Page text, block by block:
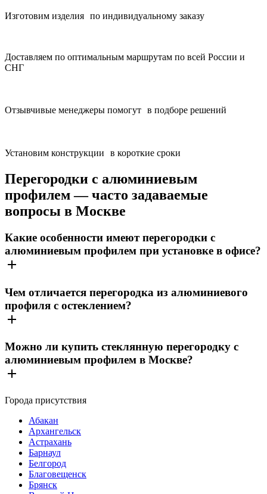
Изготовим изделия по индивидуальному заказу
Доставляем по оптимальным маршрутам по всей России и
СНГ
Отзывчивые менеджеры помогут в подборе решений
Установим конструкции в короткие сроки
Перегородки с алюминиевым
профилем — часто задаваемые
вопросы в Москве
Какие особенности имеют перегородки с
алюминиевым профилем при установке в офисе?
Чем отличается перегородка из алюминиевого
профиля с остеклением?
Можно ли купить стеклянную перегородку с
алюминиевым профилем в Москве?
Города присутствия
Абакан
Архангельск
Астрахань
Барнаул
Белгород
Благовещенск
Брянск